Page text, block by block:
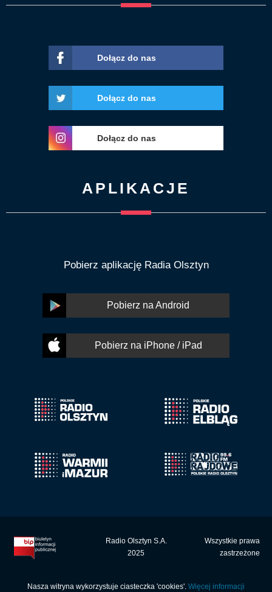
Dołącz do nas
Dołącz do nas
Dołącz do nas
APLIKACJE
Pobierz aplikację Radia Olsztyn
Pobierz na Android
Pobierz na iPhone / iPad
Radio Olsztyn S.A.
2025
Wszystkie prawa
zastrzeżone
Nasza witryna wykorzystuje ciasteczka 'cookies'. Więcej informacji